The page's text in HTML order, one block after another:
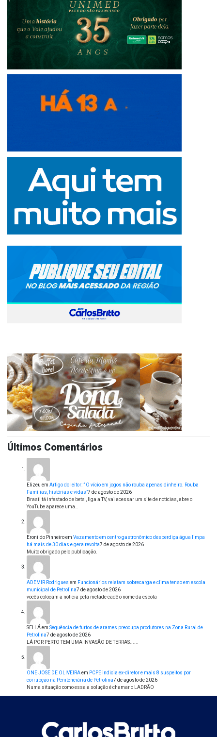
Últimos Comentários
Elizeu em Artigo do leitor: ” O vício em jogos não rouba apenas dinheiro. Rouba
Famílias, histórias e vidas”7 de agosto de 2026
Brasil tá infestado de bets , liga a TV, vai acessar um site de notícias, abre o
YouTube aparece uma…
Eronildo Pinheiroem Vazamento em centro gastronômico desperdiça água limpa
há mais de 30 dias e gera revolta7 de agosto de 2026
Muito obrigado pelo publicação.
ADEMIR Rodrigues em Funcionários relatam sobrecarga e clima tenso em escola
municipal de Petrolina7 de agosto de 2026
vocês colocam a notícia pela metade cadê o nome da escola
SEI LÁem Sequência de furtos de arames preocupa produtores na Zona Rural de
Petrolina7 de agosto de 2026
LÁ POR PERTO TEM UMA INVASÃO DE TERRAS......
ONE JOSE DE OLIVEIRAem PCPE indicia ex-diretor e mais 8 suspeitos por
corrupção na Penitenciária de Petrolina7 de agosto de 2026
Numa situação como essa a solução é chamar o LADRÃO